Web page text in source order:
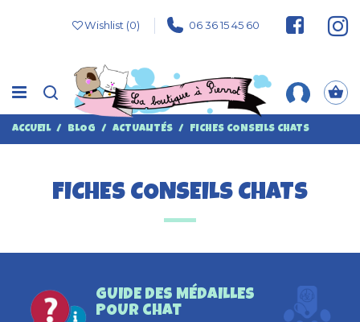
Wishlist (0) 06 36 15 45 60
ACCUEIL BLOG ACTUALITÉS FICHES CONSEILS CHATS
FICHES CONSEILS CHATS
GUIDE DES MÉDAILLES
POUR chat